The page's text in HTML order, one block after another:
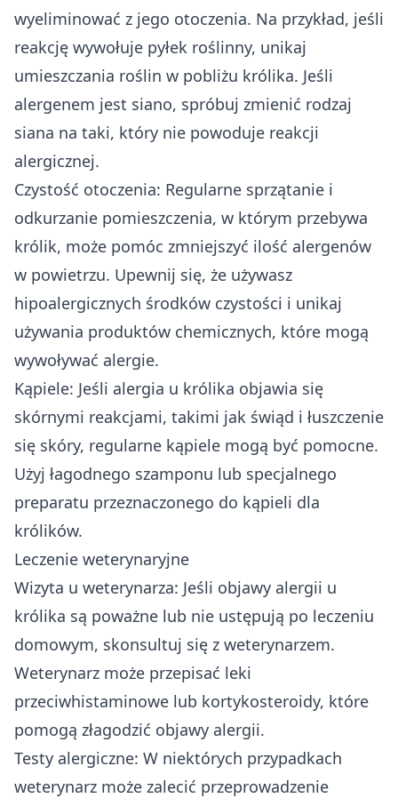
wyeliminować z jego otoczenia. Na przykład, jeśli
reakcję wywołuje pyłek roślinny, unikaj
umieszczania roślin w pobliżu królika. Jeśli
alergenem jest siano, spróbuj zmienić rodzaj
siana na taki, który nie powoduje reakcji
alergicznej.
Czystość otoczenia: Regularne sprzątanie i
odkurzanie pomieszczenia, w którym przebywa
królik, może pomóc zmniejszyć ilość alergenów
w powietrzu. Upewnij się, że używasz
hipoalergicznych środków czystości i unikaj
używania produktów chemicznych, które mogą
wywoływać alergie.
Kąpiele: Jeśli alergia u królika objawia się
skórnymi reakcjami, takimi jak świąd i łuszczenie
się skóry, regularne kąpiele mogą być pomocne.
Użyj łagodnego szamponu lub specjalnego
preparatu przeznaczonego do kąpieli dla
królików.
Leczenie weterynaryjne
Wizyta u weterynarza: Jeśli objawy alergii u
królika są poważne lub nie ustępują po leczeniu
domowym, skonsultuj się z weterynarzem.
Weterynarz może przepisać leki
przeciwhistaminowe lub kortykosteroidy, które
pomogą złagodzić objawy alergii.
Testy alergiczne: W niektórych przypadkach
weterynarz może zalecić przeprowadzenie